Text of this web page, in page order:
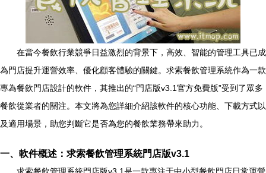
在當今餐飲行業競爭日益激烈的背景下，高效、智能的管理工具已成
為門店提升運營效率、優化顧客體驗的關鍵。求索餐飲管理系統作為一款
專為餐飲門店設計的軟件，其推出的“門店版v3.1官方免費版”受到了眾多
餐飲從業者的關注。本文將為您詳細介紹該軟件的核心功能、下載方式以
及適用場景，助您判斷它是否為您的餐飲業務帶來助力。
一、軟件概述：求索餐飲管理系統門店版v3.1